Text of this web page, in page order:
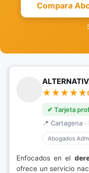
Compara
✔ Tarjeta
📍 Cartagena
Abogados
Enfocados en el
ofrece un servicio